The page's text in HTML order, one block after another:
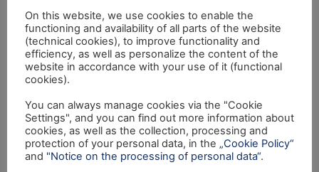
On this website, we use cookies to enable the
functioning and availability of all parts of the website
(technical cookies), to improve functionality and
efficiency, as well as personalize the content of the
website in accordance with your use of it (functional
cookies).
You can always manage cookies via the "Cookie
Settings", and you can find out more information about
cookies, as well as the collection, processing and
protection of your personal data, in the „Cookie Policy“
and "Notice on the processing of personal data“.